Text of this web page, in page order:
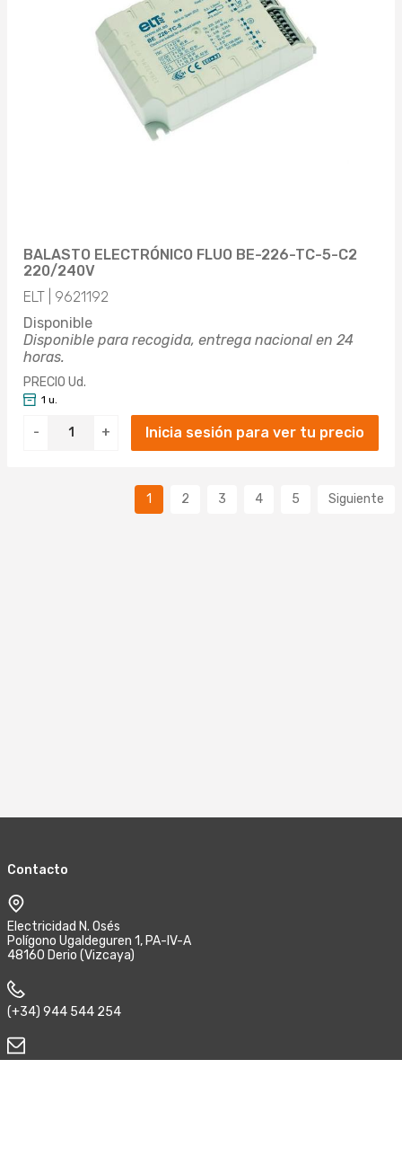
BALASTO ELECTRÓNICO FLUO BE-226-TC-5-C2
220/240V
ELT | 9621192
Disponible
Disponible para recogida, entrega nacional en 24
horas.
PRECIO Ud.
- +
1 u.
Inicia sesión para ver tu precio
1 2 3 4 5 Siguiente
Contacto
Electricidad N. Osés
Polígono Ugaldeguren 1, PA-IV-A
48160 Derio (Vizcaya)
(+34) 944 544 254